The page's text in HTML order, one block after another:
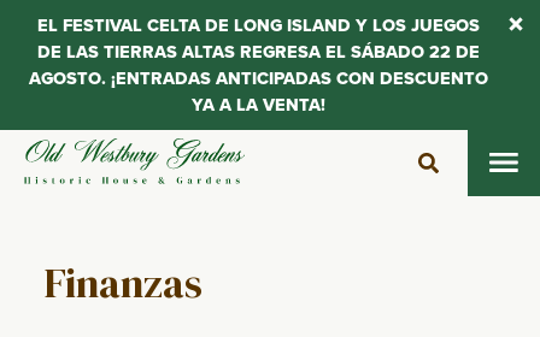
Saltar
Finanzas
EL FESTIVAL CELTA DE LONG ISLAND Y LOS JUEGOS
DE LAS TIERRAS ALTAS REGRESA EL SÁBADO 22 DE
AGOSTO. ¡ENTRADAS ANTICIPADAS CON DESCUENTO
YA A LA VENTA!